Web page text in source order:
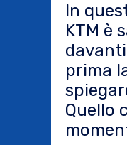
In
KTM è
prima
Quello